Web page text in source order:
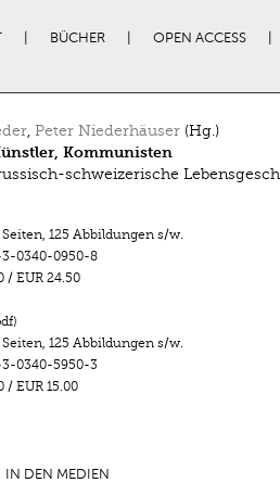
BÜCHER OPEN ACCESS
, Peter Niederhäuser(Hg.)
Kommunisten
schweizerische
Seiten, 125 Abbildungen s/w.
3-0340-0950-8
/ EUR 24.50
Seiten, 125 Abbildungen s/w.
0340-5950-3
/ EUR 15.00
IN DEN MEDIEN